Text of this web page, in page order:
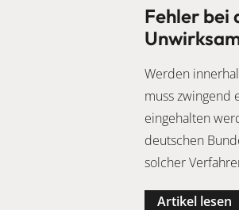
Fehler bei
Werden
muss zwingend
eingehalten
deutschen
solcher
Artikel lesen